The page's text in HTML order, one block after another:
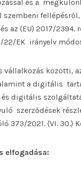
és a
szembeni
az (EU) 2017/2394.
22/EK irányelv
vállalkozás közötti,
a digitális
és digitális
szerződések
373/2021. (VI. 30.)
elfogadása: